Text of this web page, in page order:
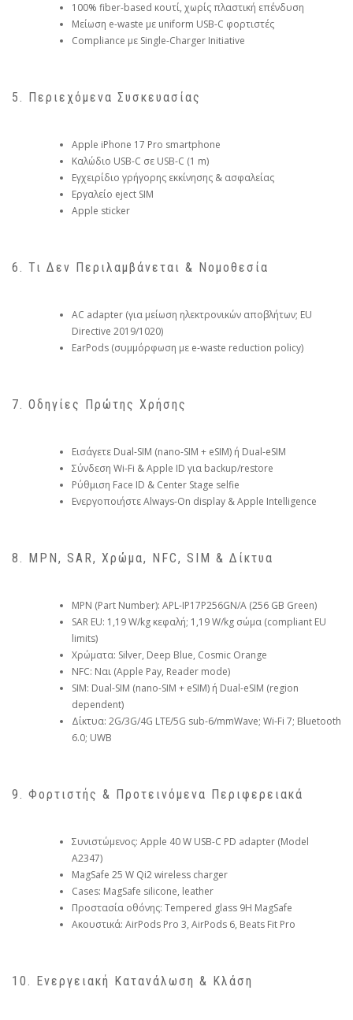
100% fiber-based κουτί, χωρίς πλαστική επένδυση
Μείωση e-waste με uniform USB-C φορτιστές
Compliance με Single-Charger Initiative
5. Περιεχόμενα Συσκευασίας
Apple iPhone 17 Pro smartphone
Καλώδιο USB-C σε USB-C (1 m)
Εγχειρίδιο γρήγορης εκκίνησης & ασφαλείας
Εργαλείο eject SIM
Apple sticker
6. Τι Δεν Περιλαμβάνεται & Νομοθεσία
AC adapter (για μείωση ηλεκτρονικών αποβλήτων; EU
Directive 2019/1020)
EarPods (συμμόρφωση με e-waste reduction policy)
7. Οδηγίες Πρώτης Χρήσης
Εισάγετε Dual-SIM (nano-SIM + eSIM) ή Dual-eSIM
Σύνδεση Wi-Fi & Apple ID για backup/restore
Ρύθμιση Face ID & Center Stage selfie
Ενεργοποιήστε Always-On display & Apple Intelligence
8. MPN, SAR, Χρώμα, NFC, SIM & Δίκτυα
MPN (Part Number): APL-IP17P256GN/A (256 GB Green)
SAR EU: 1,19 W/kg κεφαλή; 1,19 W/kg σώμα (compliant EU
limits)
Χρώματα: Silver, Deep Blue, Cosmic Orange
NFC: Ναι (Apple Pay, Reader mode)
SIM: Dual-SIM (nano-SIM + eSIM) ή Dual-eSIM (region
dependent)
Δίκτυα: 2G/3G/4G LTE/5G sub-6/mmWave; Wi-Fi 7; Bluetooth
6.0; UWB
9. Φορτιστής & Προτεινόμενα Περιφερειακά
Συνιστώμενος: Apple 40 W USB-C PD adapter (Model
A2347)
MagSafe 25 W Qi2 wireless charger
Cases: MagSafe silicone, leather
Προστασία οθόνης: Tempered glass 9H MagSafe
Ακουστικά: AirPods Pro 3, AirPods 6, Beats Fit Pro
10. Ενεργειακή Κατανάλωση & Κλάση